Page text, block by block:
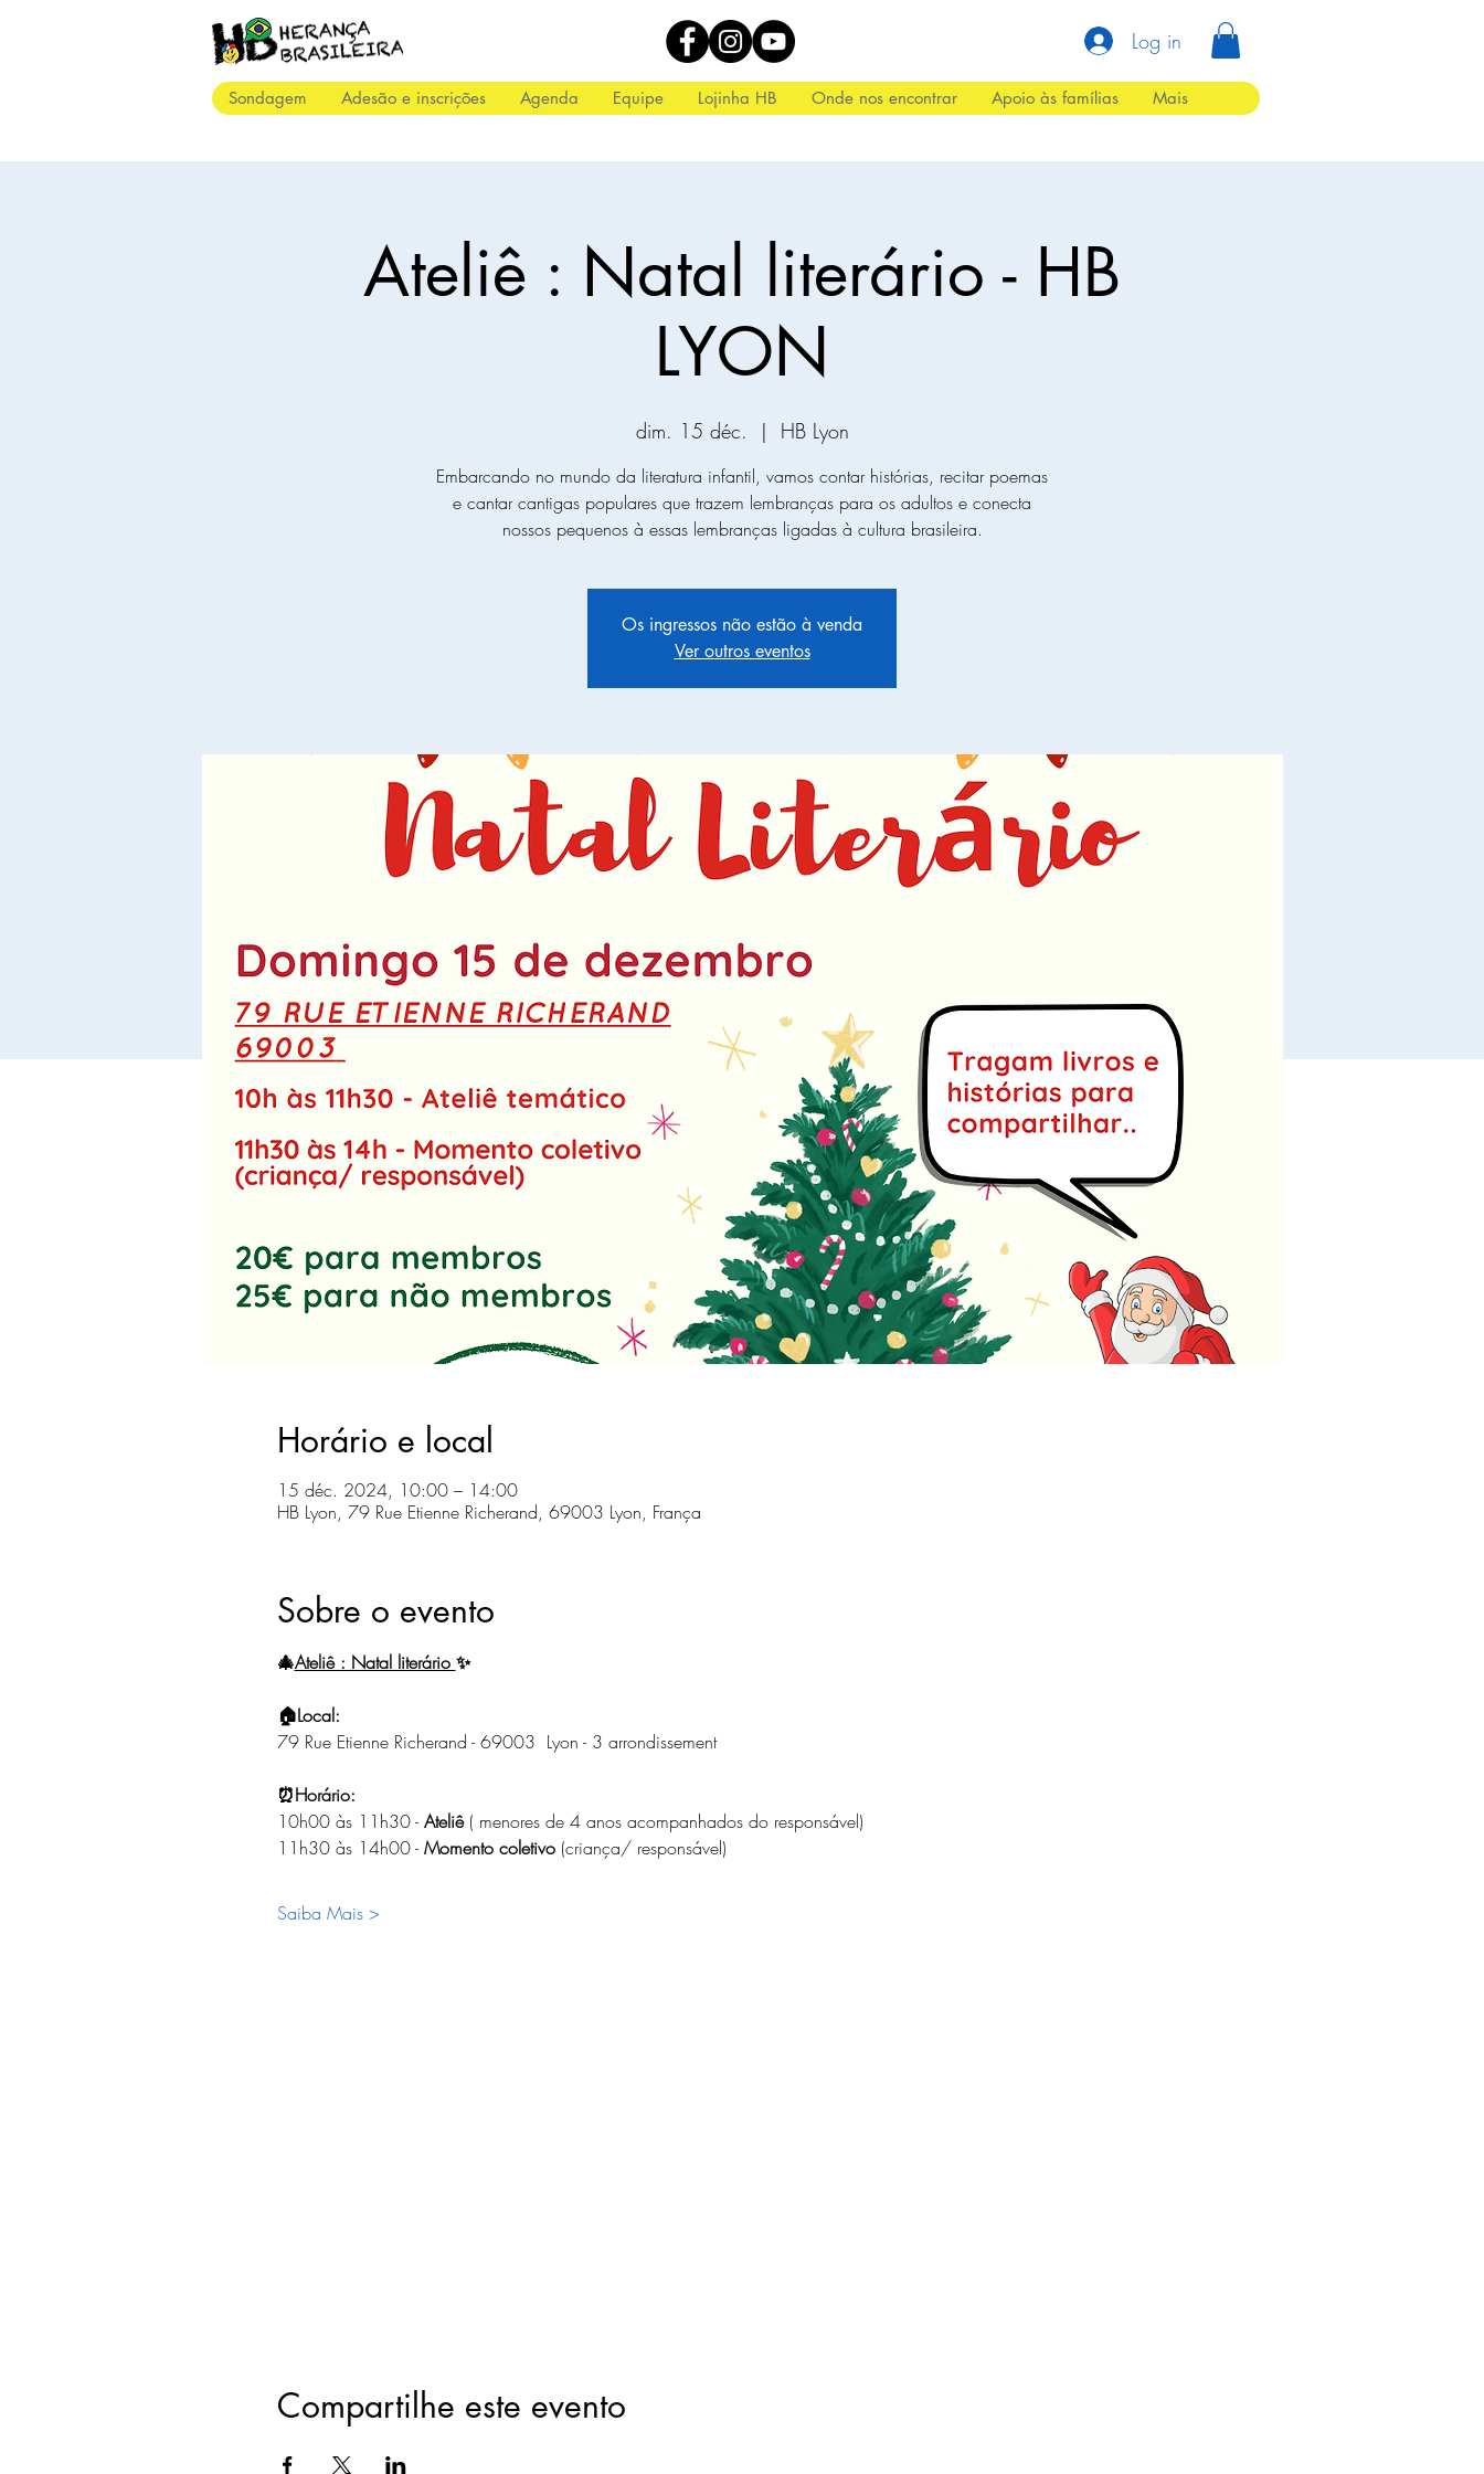
Log in
Sondagem Adesão e inscrições Agenda Equipe Lojinha HB Onde nos encontrar Apoio às famílias Mais
Ateliê : Natal literário - HB
LYON
dim. 15 déc.
  |
HB Lyon
Embarcando no mundo da literatura infantil, vamos contar histórias, recitar poemas
e cantar cantigas populares que trazem lembranças para os adultos e conecta
nossos pequenos à essas lembranças ligadas à cultura brasileira.
Os ingressos não estão à venda
Ver outros eventos
Horário e local
15 déc. 2024, 10:00 – 14:00
HB Lyon, 79 Rue Etienne Richerand, 69003 Lyon, França
Sobre o evento
🎄Ateliê : Natal literário ✨
🏠Local:
79 Rue Etienne Richerand - 69003  Lyon - 3 arrondissement
⏰Horário:
10h00 às 11h30 - Ateliê ( menores de 4 anos acompanhados do responsável)
11h30 às 14h00 - Momento coletivo (criança/ responsável)
Saiba Mais >
Compartilhe este evento